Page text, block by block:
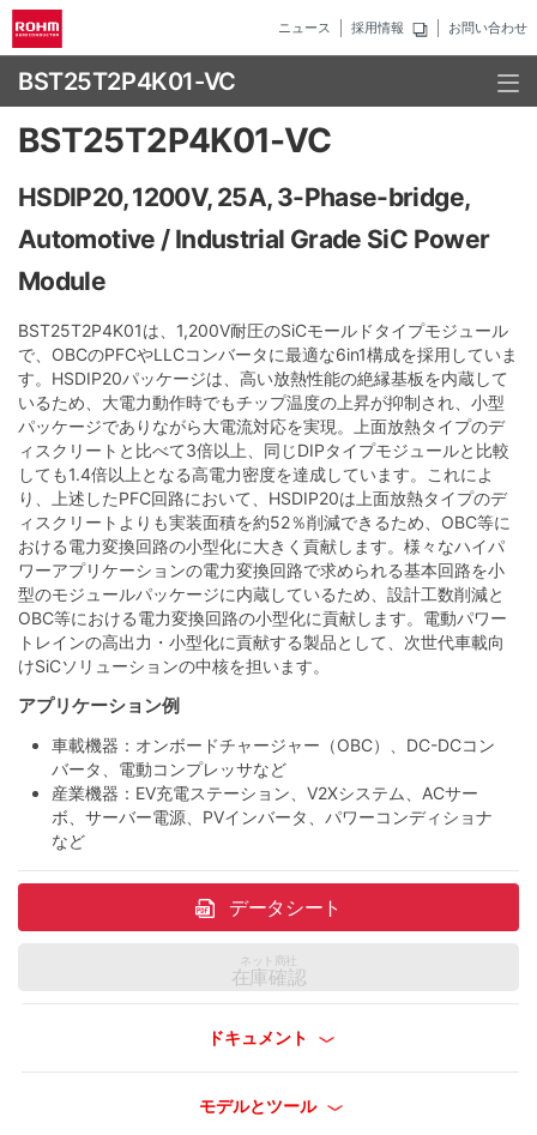
ニュース 採用情報 お問い合わせ
BST25T2P4K01-VC
BST25T2P4K01-VC
HSDIP20, 1200V, 25A, 3-Phase-bridge,
Automotive / Industrial Grade SiC Power
Module
BST25T2P4K01は、1,200V耐圧のSiCモールドタイプモジュール
で、OBCのPFCやLLCコンバータに最適な6in1構成を採用していま
す。HSDIP20パッケージは、高い放熱性能の絶縁基板を内蔵して
いるため、大電力動作時でもチップ温度の上昇が抑制され、小型
パッケージでありながら大電流対応を実現。上面放熱タイプのデ
ィスクリートと比べて3倍以上、同じDIPタイプモジュールと比較
しても1.4倍以上となる高電力密度を達成しています。これによ
り、上述したPFC回路において、HSDIP20は上面放熱タイプのデ
ィスクリートよりも実装面積を約52％削減できるため、OBC等に
おける電力変換回路の小型化に大きく貢献します。様々なハイパ
ワーアプリケーションの電力変換回路で求められる基本回路を小
型のモジュールパッケージに内蔵しているため、設計工数削減と
OBC等における電力変換回路の小型化に貢献します。電動パワー
トレインの高出力・小型化に貢献する製品として、次世代車載向
けSiCソリューションの中核を担います。
アプリケーション例
車載機器：オンボードチャージャー（OBC）、DC-DCコン
バータ、電動コンプレッサなど
産業機器：EV充電ステーション、V2Xシステム、ACサー
ボ、サーバー電源、PVインバータ、パワーコンディショナ
など
データシート
ネット商社
在庫確認
ドキュメント
モデルとツール